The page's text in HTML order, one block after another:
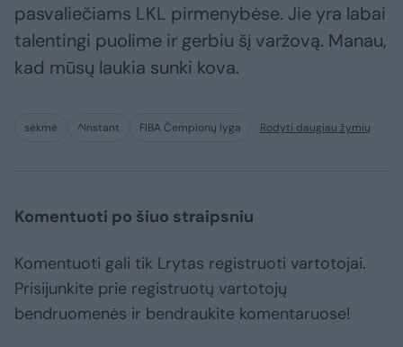
pasvaliečiams LKL pirmenybėse. Jie yra labai
talentingi puolime ir gerbiu šį varžovą. Manau,
kad mūsų laukia sunki kova.
sėkmė ^Instant FIBA Čempionų lyga Rodyti daugiau žymių
Komentuoti po šiuo straipsniu
Komentuoti gali tik Lrytas registruoti vartotojai.
Prisijunkite prie registruotų vartotojų
bendruomenės ir bendraukite komentaruose!